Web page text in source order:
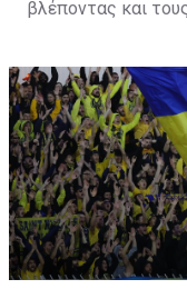
βλέποντας και